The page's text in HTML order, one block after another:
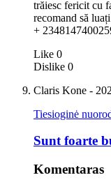
trăiesc fericit cu
recomand să
+
Like 0
Dislike 0
Claris Kone -
Tiesioginė
Sunt foarte
Komentaras